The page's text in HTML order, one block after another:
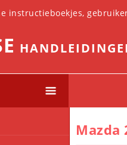
instructieboekjes,
Mazda